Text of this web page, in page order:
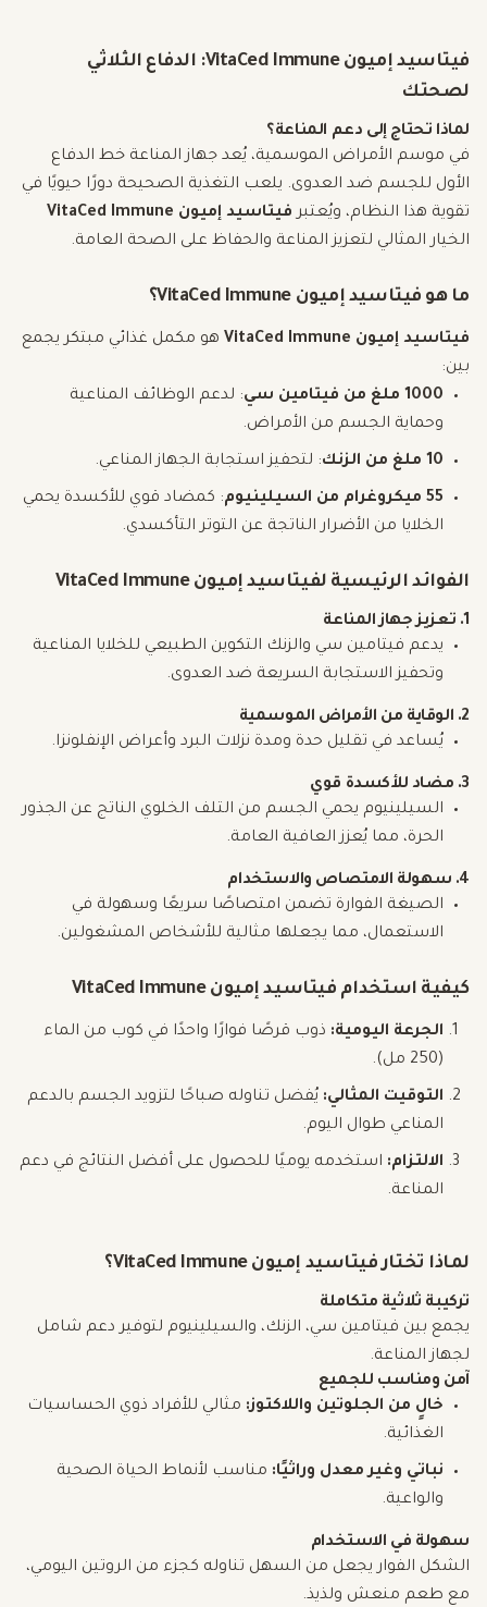
فيتاسيد إميون VitaCed Immune: الدفاع الثلاثي
لصحتك
لماذا تحتاج إلى دعم المناعة؟
في موسم الأمراض الموسمية، يُعد جهاز المناعة خط الدفاع
الأول للجسم ضد العدوى. يلعب التغذية الصحيحة دورًا حيويًا في
تقوية هذا النظام، ويُعتبر فيتاسيد إميون VitaCed Immune
الخيار المثالي لتعزيز المناعة والحفاظ على الصحة العامة.
ما هو فيتاسيد إميون VitaCed Immune؟
فيتاسيد إميون VitaCed Immune
هو مكمل غذائي مبتكر يجمع
بين:
1000 ملغ من فيتامين سي
: لدعم الوظائف المناعية
وحماية الجسم من الأمراض.
10 ملغ من الزنك : لتحفيز استجابة الجهاز المناعي.
55 ميكروغرام من السيلينيوم
: كمضاد قوي للأكسدة يحمي
الخلايا من الأضرار الناتجة عن التوتر التأكسدي.
الفوائد الرئيسية لفيتاسيد إميون VitaCed Immune
1. تعزيز جهاز المناعة
يدعم فيتامين سي والزنك التكوين الطبيعي للخلايا المناعية
وتحفيز الاستجابة السريعة ضد العدوى.
2. الوقاية من الأمراض الموسمية
يُساعد في تقليل حدة ومدة نزلات البرد وأعراض الإنفلونزا.
3. مضاد للأكسدة قوي
السيلينيوم يحمي الجسم من التلف الخلوي الناتج عن الجذور
الحرة، مما يُعزز العافية العامة.
4. سهولة الامتصاص والاستخدام
الصيغة الفوارة تضمن امتصاصًا سريعًا وسهولة في
الاستعمال، مما يجعلها مثالية للأشخاص المشغولين.
كيفية استخدام فيتاسيد إميون VitaCed Immune
الجرعة اليومية: ذوب قرصًا فوارًا واحدًا في كوب من الماء
(250 مل).
التوقيت المثالي: يُفضل تناوله صباحًا لتزويد الجسم بالدعم
المناعي طوال اليوم.
الالتزام: استخدمه يوميًا للحصول على أفضل النتائج في دعم
المناعة.
لماذا تختار فيتاسيد إميون VitaCed Immune؟
تركيبة ثلاثية متكاملة
يجمع بين فيتامين سي، الزنك، والسيلينيوم لتوفير دعم شامل
لجهاز المناعة.
آمن ومناسب للجميع
خالٍ من الجلوتين واللاكتوز: مثالي للأفراد ذوي الحساسيات
الغذائية.
نباتي وغير معدل وراثيًا: مناسب لأنماط الحياة الصحية
والواعية.
سهولة في الاستخدام
الشكل الفوار يجعل من السهل تناوله كجزء من الروتين اليومي،
مع طعم منعش ولذيذ.